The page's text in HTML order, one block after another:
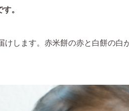
。
します。赤米餅の赤と白餅の白